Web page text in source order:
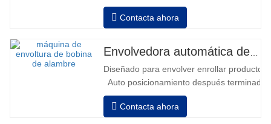
velocidad, estiramiento fuerza puede ser
Neumático superior plato a prensa
Contacta ahora
Diseñado para envolver enrollar
Auto posicionamiento después
velocidad, estiramiento fuerza puede ser
Neumático superior plato a prensa
Contacta ahora